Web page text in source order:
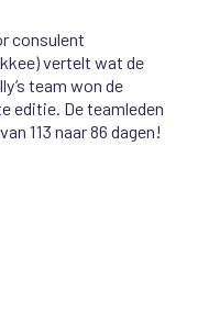
consulent
vertelt wat de
team won de
editie. De teamleden
113 naar 86 dagen!